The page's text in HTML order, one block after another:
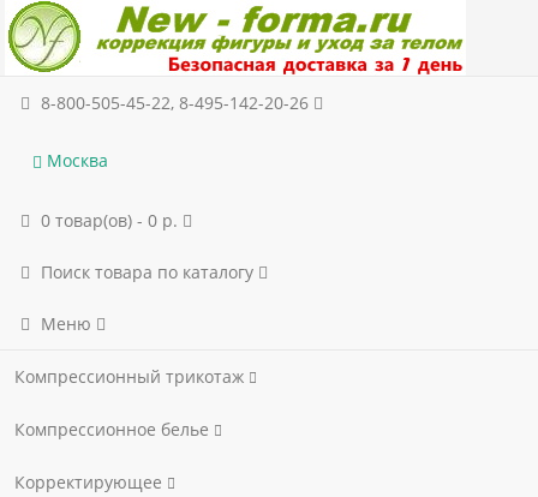
8-800-505-45-22, 8-495-142-20-26
Москва
0 товар(ов) - 0 р.
Поиск товара по каталогу
Меню
Компрессионный трикотаж
Компрессионное белье
Корректирующее